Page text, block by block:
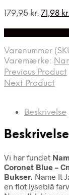
179,95kr. Den
179,95
71,98
Varenummer
Varemærke:
Previous Product
Next Product
Beskrivelse
Beskrivelse
Vi har fundet
Coronet Blue –
Bukser. Name It
en flot lyseblå